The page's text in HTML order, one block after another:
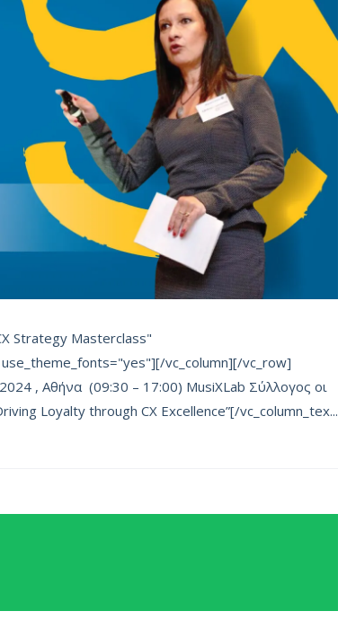
Strategy Masterclass"
vc_column][/vc_row]
, Αθήνα (09:30 – 17:00) MusiXLab Σύλλογος οι
Loyalty through CX Excellence”[/vc_column_tex...